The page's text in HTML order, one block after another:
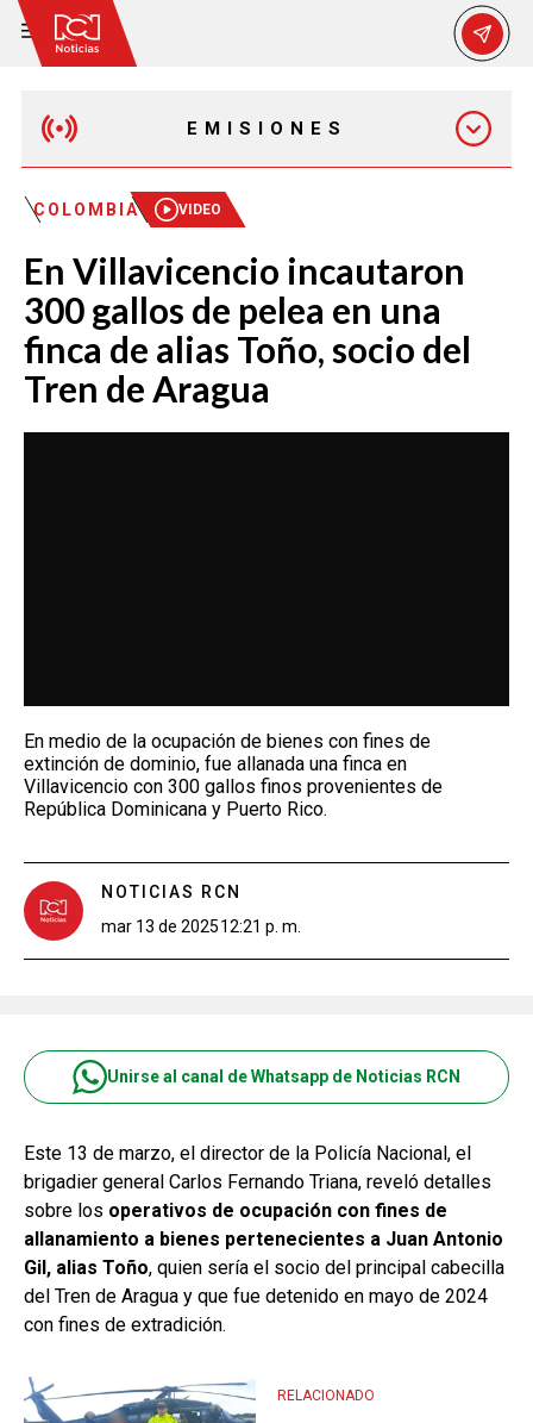
EMISIONES
MAÑANA EXPRESS
EMISIÓN 12:30 PM
EMISIÓN 7:00 PM
EMISIÓN 11:30 PM
COLOMBIA VIDEO
En Villavicencio incautaron
300 gallos de pelea en una
finca de alias Toño, socio del
Tren de Aragua
En medio de la ocupación de bienes con fines de
extinción de dominio, fue allanada una finca en
Villavicencio con 300 gallos finos provenientes de
República Dominicana y Puerto Rico.
NOTICIAS RCN
mar 13 de 202512:21 p. m.
Unirse al canal de Whatsapp de Noticias RCN
Este 13 de marzo, el director de la Policía Nacional, el
brigadier general Carlos Fernando Triana, reveló detalles
sobre los operativos de ocupación con fines de
allanamiento a bienes pertenecientes a Juan Antonio
Gil, alias Toño, quien sería el socio del principal cabecilla
del Tren de Aragua y que fue detenido en mayo de 2024
con fines de extradición.
RELACIONADO